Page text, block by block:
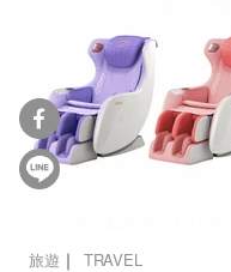
旅遊 ｜ TRAVEL